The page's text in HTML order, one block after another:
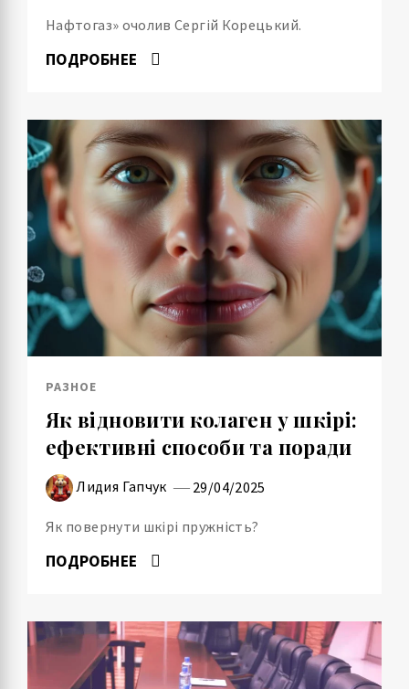
Нафтогаз» очолив Сергій Корецький.
ПОДРОБНЕЕ
РАЗНОЕ
Як відновити колаген у шкірі:
ефективні способи та поради
Лидия Гапчук 29/04/2025
Як повернути шкірі пружність?
ПОДРОБНЕЕ